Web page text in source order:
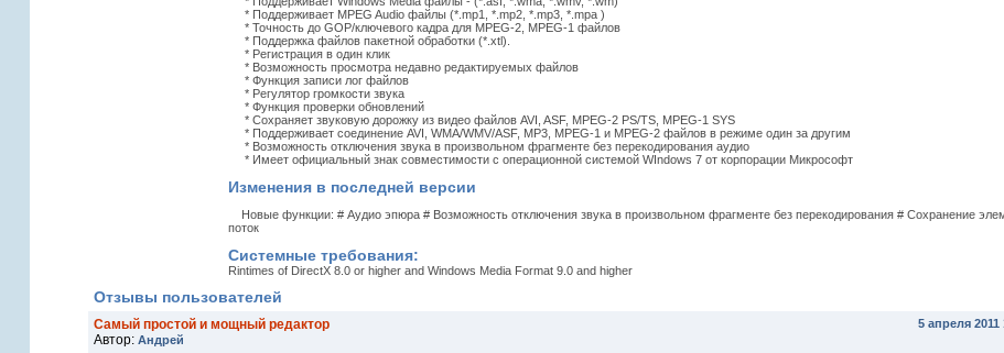
* Поддерживает MPEG Audio файлы (*.mp1, *.mp2, *.mp3, *.mpa )
* Точность до GOP/ключевого кадра для MPEG-2, MPEG-1 файлов
* Поддержка файлов пакетной обработки (*.xtl).
* Регистрация в один клик
* Возможность просмотра недавно редактируемых файлов
* Функция записи лог файлов
* Регулятор громкости звука
* Функция проверки обновлений
* Сохраняет звуковую дорожку из видео файлов AVI, ASF, MPEG-2 PS/TS, MPEG-1 SYS
* Поддерживает соединение AVI, WMA/WMV/ASF, MP3, MPEG-1 и MPEG-2 файлов в режиме один за другим
* Возможность отключения звука в произвольном фрагменте без перекодирования аудио
* Имеет официальный знак совместимости с операционной системой WIndows 7 от корпорации Микрософт
Изменения в последней версии
Новые функции: # Аудио эпюра # Возможность отключения звука в произвольном фрагменте без перекодирования # Сохранение
поток
Системные требования:
Rintimes of DirectX 8.0 or higher and Windows Media Format 9.0 and higher
Отзывы пользователей
Самый простой и мощный редактор
Автор: Андрей
5 апреля 2011